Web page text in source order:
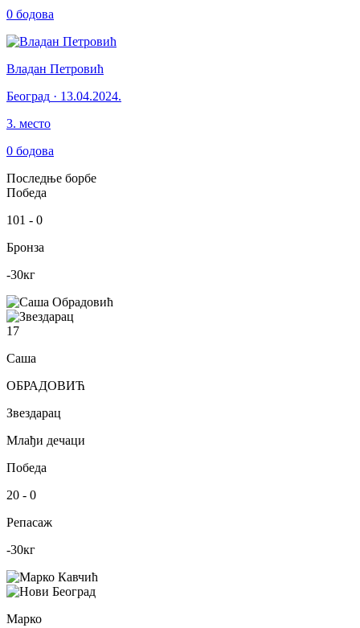
0 бодова
Владан Петровић
Београд · 13.04.2024.
3. место
0 бодова
Последње борбе
Победа
101 - 0
Бронза
-30кг
17
Саша
ОБРАДОВИЋ
Звездарац
Млађи дечаци
Победа
20 - 0
Репасаж
-30кг
Марко